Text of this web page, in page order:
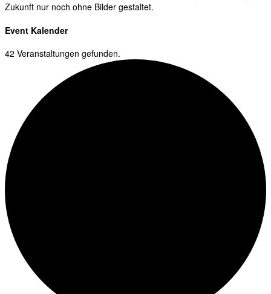
Zukunft nur noch ohne Bilder gestaltet.
Event Kalender
42 Veranstaltungen gefunden.